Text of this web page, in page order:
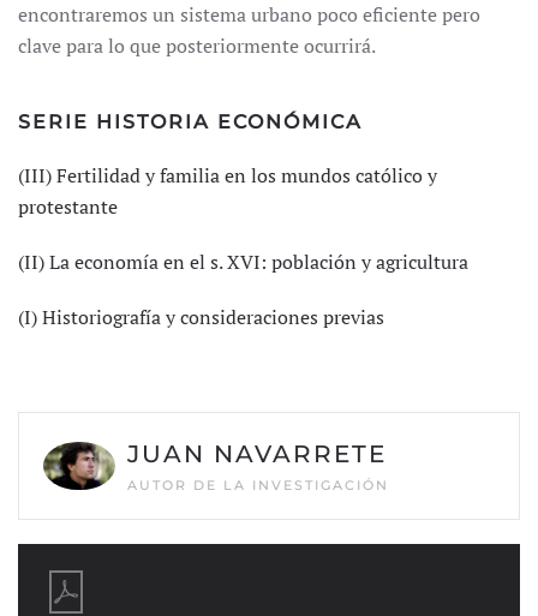
encontraremos un sistema urbano poco eficiente pero
clave para lo que posteriormente ocurrirá.
SERIE HISTORIA ECONÓMICA
(III) Fertilidad y familia en los mundos católico y
protestante
(II) La economía en el s. XVI: población y agricultura
(I) Historiografía y consideraciones previas
JUAN NAVARRETE
AUTOR DE LA INVESTIGACIÓN